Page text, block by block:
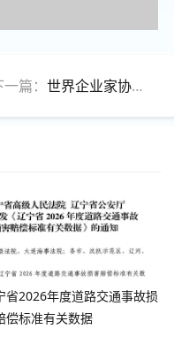
一篇：世界企业家协会赴港参会 深化全球商业协作
省2026年度道路交通事故损
偿标准有关数据